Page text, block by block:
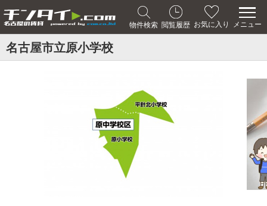
物件検索 閲覧履歴 お気に入り メニュー
名古屋市立原小学校